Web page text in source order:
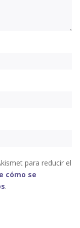
para reducir el
cómo se
.